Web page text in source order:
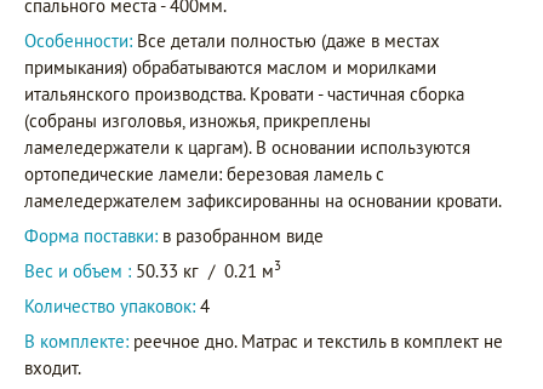
спального места - 400мм.
Особенности: Все детали полностью (даже в местах
примыкания) обрабатываются маслом и морилками
итальянского производства. Кровати - частичная сборка
(собраны изголовья, изножья, прикреплены
ламеледержатели к царгам). В основании используются
ортопедические ламели: березовая ламель с
ламеледержателем зафиксированны на основании кровати.
Форма поставки: в разобранном виде
Вес и объем : 50.33 кг / 0.21 м3
Количество упаковок: 4
В комплекте: реечное дно. Матрас и текстиль в комплект не
входит.